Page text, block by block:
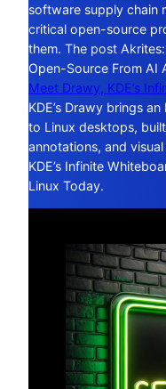
software supply chain
critical open-source
them. The post
Open-Source From AI
Meet Drawy, KDE’s
KDE’s Drawy brings
to Linux desktops,
annotations, and
KDE’s Infinite
Linux Today.